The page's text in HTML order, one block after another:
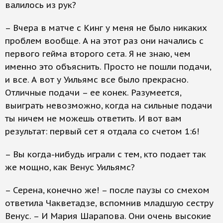
валилось из рук?
– Вчера в матче с Кинг у меня не было никаких
проблем вообще. А на этот раз они начались с
первого гейма второго сета. Я не знаю, чем
именно это объяснить. Просто не пошли подачи,
и все. А вот у Уильямс все было прекрасно.
Отличные подачи – ее конек. Разумеется,
выиграть невозможно, когда на сильные подачи
ты ничем не можешь ответить. И вот вам
результат: первый сет я отдала со счетом 1:6!
– Вы когда-нибудь играли с тем, кто подает так
же мощно, как Венус Уильямс?
– Серена, конечно же! – после паузы со смехом
ответила Чакветадзе, вспомнив младшую сестру
Венус. – И Мария Шарапова. Они очень высокие